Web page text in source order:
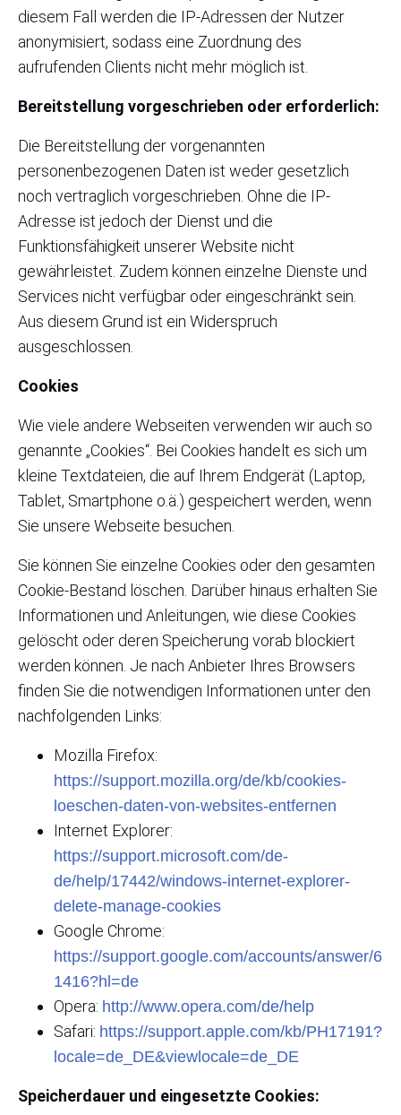
diesem Fall werden die IP-Adressen der Nutzer
anonymisiert, sodass eine Zuordnung des
aufrufenden Clients nicht mehr möglich ist.
Bereitstellung vorgeschrieben oder erforderlich:
Die Bereitstellung der vorgenannten
personenbezogenen Daten ist weder gesetzlich
noch vertraglich vorgeschrieben. Ohne die IP-
Adresse ist jedoch der Dienst und die
Funktionsfähigkeit unserer Website nicht
gewährleistet. Zudem können einzelne Dienste und
Services nicht verfügbar oder eingeschränkt sein.
Aus diesem Grund ist ein Widerspruch
ausgeschlossen.
Cookies
Wie viele andere Webseiten verwenden wir auch so
genannte „Cookies“. Bei Cookies handelt es sich um
kleine Textdateien, die auf Ihrem Endgerät (Laptop,
Tablet, Smartphone o.ä.) gespeichert werden, wenn
Sie unsere Webseite besuchen.
Sie können Sie einzelne Cookies oder den gesamten
Cookie-Bestand löschen. Darüber hinaus erhalten Sie
Informationen und Anleitungen, wie diese Cookies
gelöscht oder deren Speicherung vorab blockiert
werden können. Je nach Anbieter Ihres Browsers
finden Sie die notwendigen Informationen unter den
nachfolgenden Links:
Mozilla Firefox:
https://support.mozilla.org/de/kb/cookies-
loeschen-daten-von-websites-entfernen
Internet Explorer:
https://support.microsoft.com/de-
de/help/17442/windows-internet-explorer-
delete-manage-cookies
Google Chrome:
https://support.google.com/accounts/answer/6
1416?hl=de
Opera: http://www.opera.com/de/help
Safari: https://support.apple.com/kb/PH17191?
locale=de_DE&viewlocale=de_DE
Speicherdauer und eingesetzte Cookies: